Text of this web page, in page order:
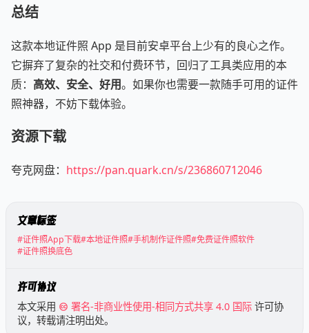
总结
这款本地证件照 App 是目前安卓平台上少有的良心之作。
它摒弃了复杂的社交和付费环节，回归了工具类应用的本
质： 高效、安全、好用。如果你也需要一款随手可用的证件
照神器，不妨下载体验。
资源下载
夸克网盘： https://pan.quark.cn/s/236860712046
文章标签
#证件照App下载#本地证件照#手机制作证件照#免费证件照软件
#证件照换底色
许可协议
本文采用 署名-非商业性使用-相同方式共享 4.0 国际 许可协
议，转载请注明出处。